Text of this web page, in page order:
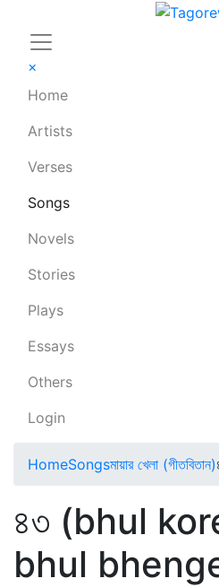
×
Home
Artists
Verses
Songs
Novels
Stories
Plays
Essays
Others
Login
HomeSongsমায়ার খেলা (গীতবিতান)
৪৩ (bhul
bhul